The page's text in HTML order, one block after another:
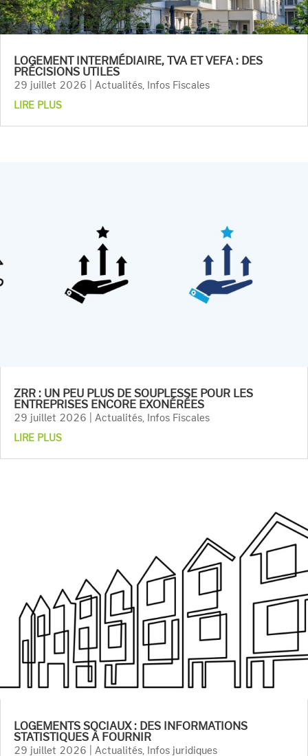
LOGEMENT INTERMÉDIAIRE, TVA ET VEFA : DES
PRÉCISIONS UTILES
29 juillet 2026 Actualités
Infos Fiscales
LIRE PLUS
ZRR : UN PEU PLUS DE SOUPLESSE POUR LES
ENTREPRISES ENCORE EXONÉRÉES
29 juillet 2026 Actualités
Infos Fiscales
LIRE PLUS
LOGEMENTS SOCIAUX : DES INFORMATIONS
STATISTIQUES À FOURNIR
29 juillet 2026 Actualités
Infos juridiques